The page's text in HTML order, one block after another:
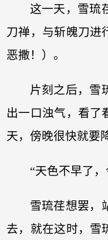
这一天，雪琉
刀禅，与斩魄刀进
恶撒！）。
片刻之后，雪
出一口浊气，看了
天，傍晚很快就要
“天色不早了
雪琉荏想罢，
去，就在这时，雪